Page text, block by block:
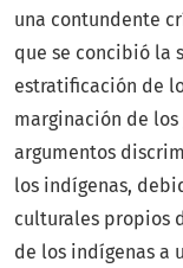
una contundente
que se concibió la
estratificación de
marginación de
argumentos
los indígenas,
culturales propios
de los indígenas a